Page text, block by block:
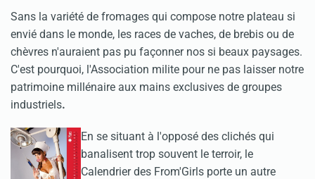
Sans la variété de fromages qui compose notre plateau si
envié dans le monde, les races de vaches, de brebis ou de
chèvres n'auraient pas pu façonner nos si beaux paysages.
C'est pourquoi, l'Association milite pour ne pas laisser notre
patrimoine millénaire aux mains exclusives de groupes
industriels.
En se situant à l'opposé des clichés qui
banalisent trop souvent le terroir, le
Calendrier des From'Girls porte un autre